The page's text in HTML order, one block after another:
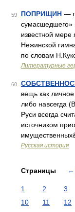
59 ПОПРИЩИН —
сумасшедшего»
известной мере
Нежинской
по словам
Литературные
60
вещь как
либо навсегда
Руси всегда
источником
Русская история
Страницы ←
1 2 3
10
11 12